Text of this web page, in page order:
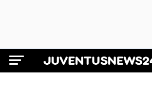
Juventus News 24